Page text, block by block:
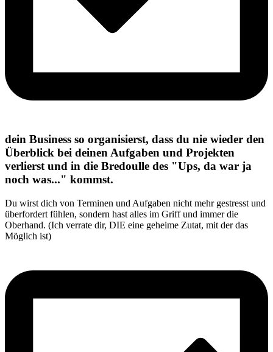
dein Business so organisierst, dass du nie wieder den
Überblick bei deinen Aufgaben und Projekten
verlierst und in die Bredoulle des "Ups, da war ja
noch was..." kommst.
Du wirst dich von Terminen und Aufgaben nicht mehr gestresst und
überfordert fühlen, sondern hast alles im Griff und immer die
Oberhand. (Ich verrate dir, DIE eine geheime Zutat, mit der das
Möglich ist)